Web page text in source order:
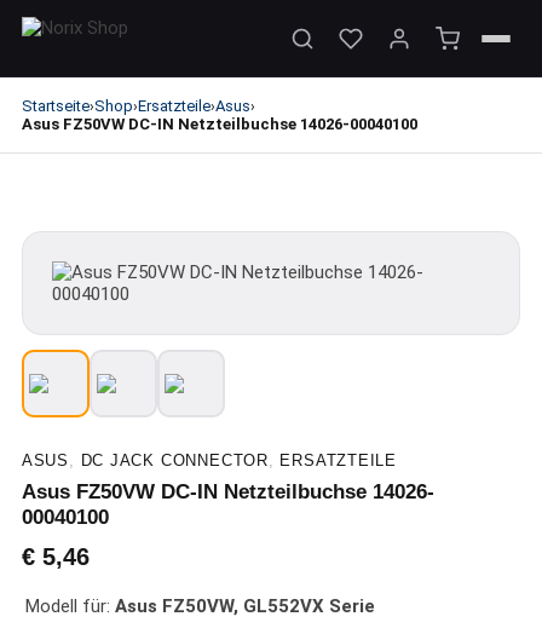
Startseite›Shop›Ersatzteile›Asus›
Asus FZ50VW DC-IN Netzteilbuchse 14026-00040100
ASUS , DC JACK CONNECTOR, ERSATZTEILE
Asus FZ50VW DC-IN Netzteilbuchse 14026-
00040100
€5,46
Modell für: Asus FZ50VW, GL552VX Serie